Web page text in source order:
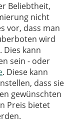
Beliebtheit,
nicht
vor, dass man
wird
Dies kann
sein - oder
. Diese kann
dass sie
gewünschten
Preis bietet